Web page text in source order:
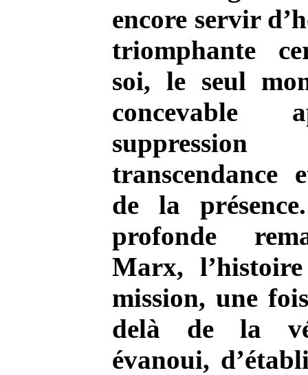
encore servir
triomphante
soi, le seul
concevable
transcendance
de la
profonde
Marx,
mission, une
delà de la
évanoui,